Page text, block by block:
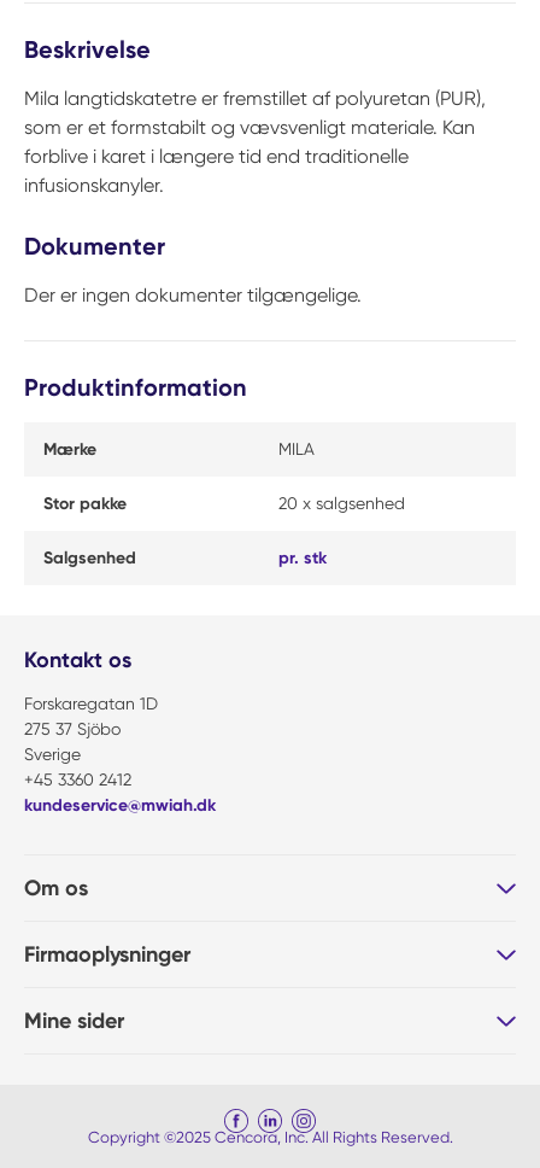
Beskrivelse
Mila langtidskatetre er fremstillet af polyuretan (PUR),
som er et formstabilt og vævsvenligt materiale. Kan
forblive i karet i længere tid end traditionelle
infusionskanyler.
Dokumenter
Der er ingen dokumenter tilgængelige.
Produktinformation
Mærke MILA
Stor pakke 20 x salgsenhed
Salgsenhed pr. stk
Kontakt os
Forskaregatan 1D
275 37 Sjöbo
Sverige
+45 3360 2412
kundeservice@mwiah.dk
Om os
Firmaoplysninger
Mine sider
Copyright ©2025 Cencora, Inc. All Rights Reserved.